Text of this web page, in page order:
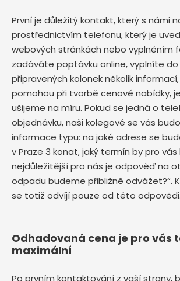
První je důležitý kontakt, který s námi
prostřednictvím telefonu, který je
webových stránkách nebo vyplněním
zadáváte poptávku online, vyplníte
připravených kolonek několik
pomohou při tvorbě cenové nabídky,
ušijeme na míru. Pokud se jedná o
objednávku, naši kolegové se vás
informace typu: na jaké adrese se
v Praze 3 konat, jaký termín by pro
nejdůležitější pro nás je odpověď na
odpadu budeme přibližně odvážet?“.
se totiž odvíjí pouze od této odpovědi.
Odhadovaná cena je pro vás
maximální
Po prvním kontaktování z vaší strany,